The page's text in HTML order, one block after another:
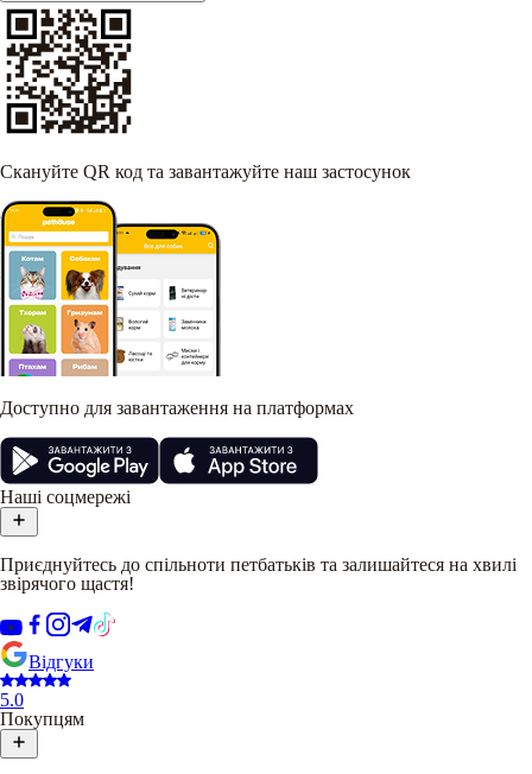
Скануйте QR код та завантажуйте наш застосунок
Доступно для завантаження на платформах
Наші соцмережі
Приєднуйтесь до спільноти петбатьків та залишайтеся на хвилі
звірячого щастя!
Відгуки
5.0
Покупцям